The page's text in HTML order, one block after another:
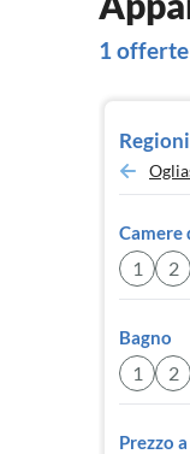
1 offerte
Regioni
Camere
1 2
Bagno
1 2
Prezzo